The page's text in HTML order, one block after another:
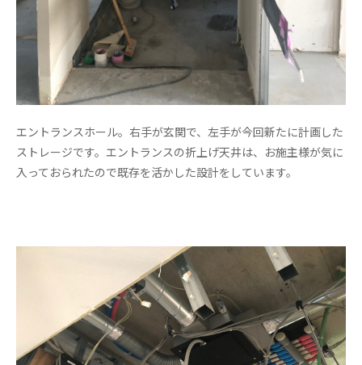
エントランスホール。右手が玄関で、左手が今回新たに計画した
ストレージです。エントランスの折上げ天井は、お施主様が気に
入っておられたので既存を活かした設計をしています。